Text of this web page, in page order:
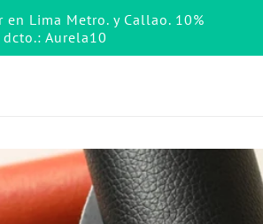
en Lima Metro. y Callao. 10%
dcto.: Aurela10